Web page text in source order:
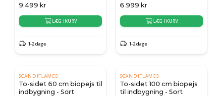
9.499 kr
LÆG I KURV
1-2 dage
6.999 kr
LÆG I KURV
1-2 dage
SCANDIFLAMES
To-sidet 60 cm biopejs til
indbygning - Sort
SCANDIFLAMES
To-sidet 100 cm biopejs
til indbygning - Sort